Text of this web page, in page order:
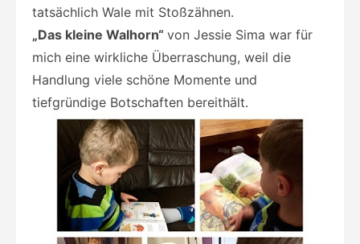
tatsächlich Wale mit Stoßzähnen.
„Das kleine Walhorn“ von Jessie Sima war für
mich eine wirkliche Überraschung, weil die
Handlung viele schöne Momente und
tiefgründige Botschaften bereithält.